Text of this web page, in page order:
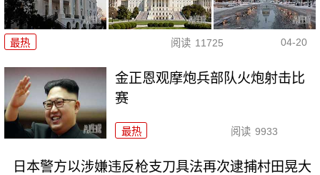
最热 阅读 11725 04-20
金正恩观摩炮兵部队火炮射击比
赛
最热 阅读 9933
日本警方以涉嫌违反枪支刀具法再次逮捕村田晃大